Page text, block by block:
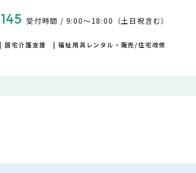
受付時間 / 9:00～18:00（土日祝含む）
居宅介護支援 福祉用具レンタル・販売/住宅改修